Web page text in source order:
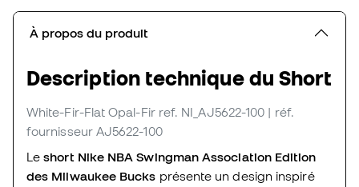
À propos du produit
Description technique du Short
White-Fir-Flat Opal-Fir ref. NI_AJ5622-100 | réf.
fournisseur AJ5622-100
Leshort Nike NBA Swingman Association Edition
des Milwaukee Bucks présente un design inspiré